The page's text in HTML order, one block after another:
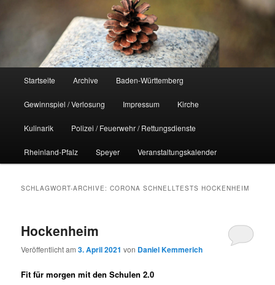
Startseite Archive Baden-Württemberg
Gewinnspiel / Verlosung Impressum Kirche
Kulinarik Polizei / Feuerwehr / Rettungsdienste
Rheinland-Pfalz Speyer Veranstaltungskalender
SCHLAGWORT-ARCHIVE:CORONA SCHNELLTESTS HOCKENHEIM
Hockenheim
Veröffentlicht am3. April 2021 von Daniel Kemmerich
Fit für morgen mit den Schulen 2.0